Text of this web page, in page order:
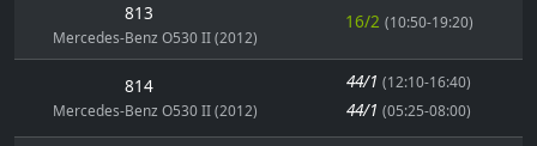
813
Mercedes-Benz O530 II (2012)
16/2 (10:50-19:20)
814
Mercedes-Benz O530 II (2012)
44/1 (12:10-16:40)
44/1 (05:25-08:00)